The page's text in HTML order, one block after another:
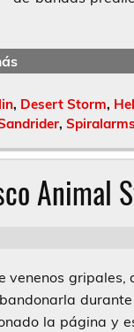
, Desert Storm,
, Spiralarms
Animal
gripales,
la página y